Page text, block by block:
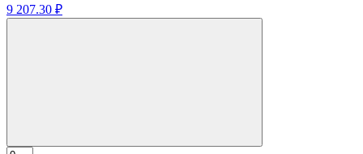
9 207.30 ₽